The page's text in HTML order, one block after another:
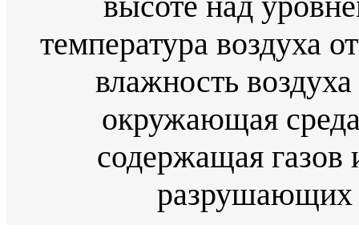
температура воздуха
влажность
окружающая
содержащая газов
разрушающих